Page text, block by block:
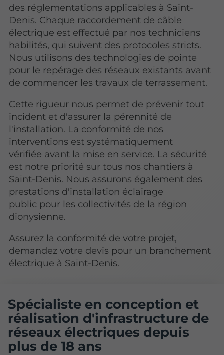
des réglementations applicables à Saint-
Denis. Chaque raccordement de câble
électrique est effectué par nos techniciens
habilités, qui suivent des protocoles stricts.
Nous utilisons des technologies de pointe
pour le repérage des réseaux existants avant
de commencer les travaux de terrassement.
Cette rigueur nous permet de prévenir tout
incident et d'assurer la pérennité de
l'installation. La conformité de nos
interventions est systématiquement
vérifiée avant la mise en service. La sécurité
est notre priorité sur tous nos chantiers à
Saint-Denis. Nous assurons également des
prestations d'installation éclairage
public pour les collectivités de la région
dionysienne.
Assurez la conformité de votre projet,
demandez votre devis pour un branchement
électrique à Saint-Denis.
Spécialiste en conception et
réalisation d'infrastructure de
réseaux électriques depuis
plus de 18 ans